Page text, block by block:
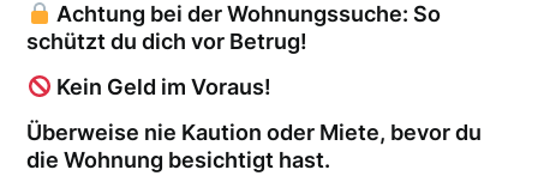
Achtung bei der Wohnungssuche: So
schützt du dich vor Betrug!
Kein Geld im Voraus!
Überweise nie Kaution oder Miete, bevor du
die Wohnung besichtigt hast.